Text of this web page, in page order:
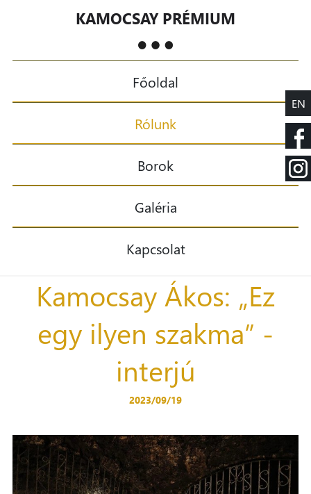
EN
KAMOCSAY PRÉMIUM
Főoldal
Rólunk
Borok
Galéria
Kapcsolat
Kamocsay Ákos: „Ez
egy ilyen szakma” -
interjú
2023/09/19